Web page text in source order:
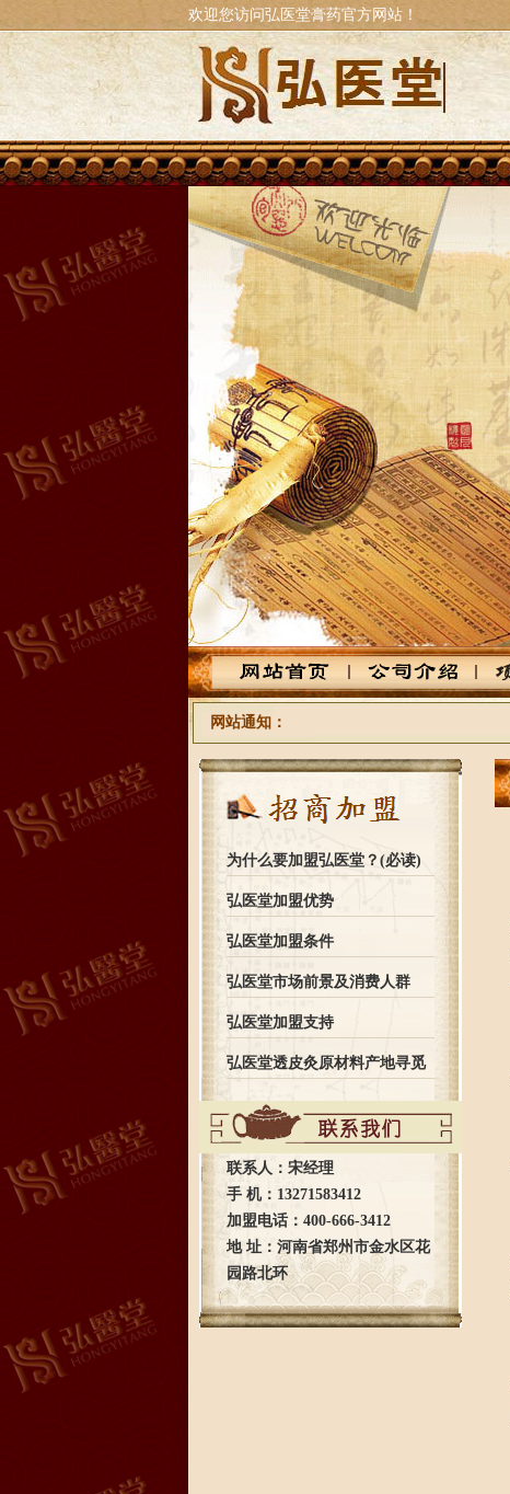
欢迎您访问弘医堂膏药官方网站！
网站通知：
为什么要加盟弘医堂？(必读)
弘医堂加盟优势
弘医堂加盟条件
弘医堂市场前景及消费人群
弘医堂加盟支持
弘医堂透皮灸原材料产地寻觅
之旅全记录
联系人：宋经理
手 机：13271583412
加盟电话：400-666-3412
地 址：河南省郑州市金水区花
园路北环